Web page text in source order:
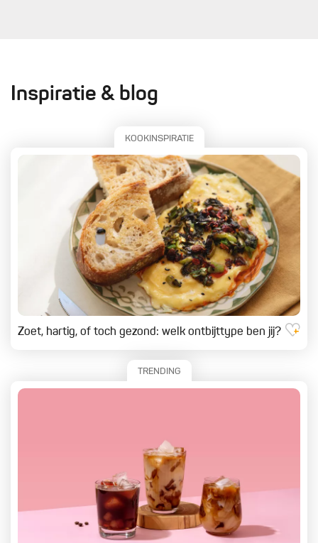
Inspiratie & blog
KOOKINSPIRATIE
Zoet, hartig, of toch gezond: welk ontbijttype ben jij?
TRENDING